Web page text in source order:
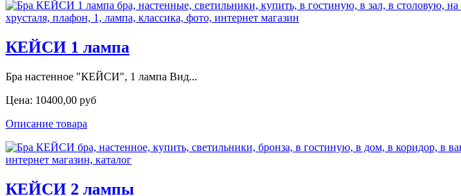
КЕЙСИ 1 лампа
Бра настенное "КЕЙСИ", 1 лампа Вид...
Цена: 10400,00 руб
Описание товара
КЕЙСИ 2 лампы